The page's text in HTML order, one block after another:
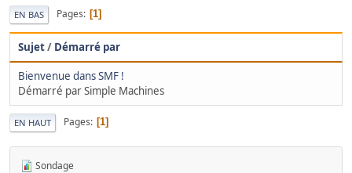
EN BAS Pages 1
Sujet/ Démarré par
Bienvenue dans SMF !
Démarré par Simple Machines
EN HAUT Pages 1
Sondage